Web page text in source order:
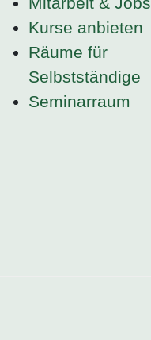
Kurse anbieten
Räume für
Selbstständige
Seminarraum